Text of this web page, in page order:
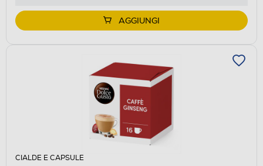
AGGIUNGI
CIALDE E CAPSULE